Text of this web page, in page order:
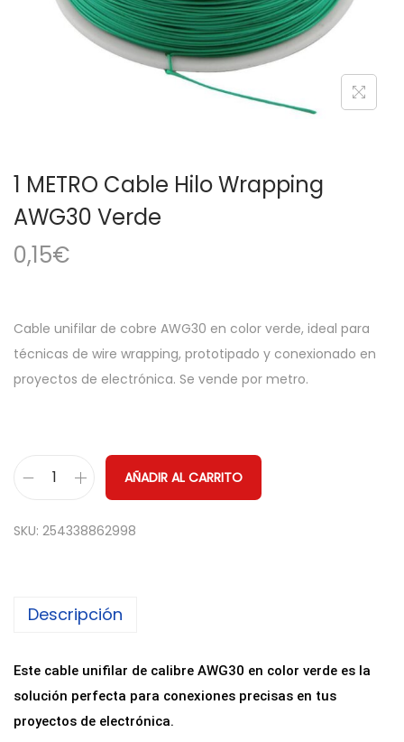
a
c
i
ó
i
d
o
1 METRO Cable Hilo Wrapping
AWG30 Verde
0,15€
Cable unifilar de cobre AWG30 en color verde, ideal para
técnicas de wire wrapping, prototipado y conexionado en
proyectos de electrónica. Se vende por metro.
E
O
a
b
l
AÑADIR AL CARRITO
SKU: 254338862998
Descripción
Este cable unifilar de calibre AWG30 en color verde es la
solución perfecta para conexiones precisas en tus
proyectos de electrónica.